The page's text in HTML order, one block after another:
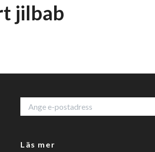
jilbab
Läs mer